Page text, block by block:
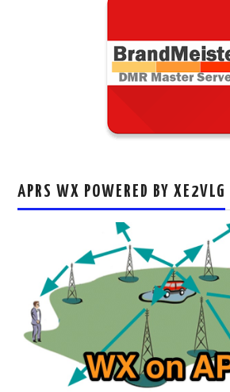
APRS WX POWERED BY XE2VLG